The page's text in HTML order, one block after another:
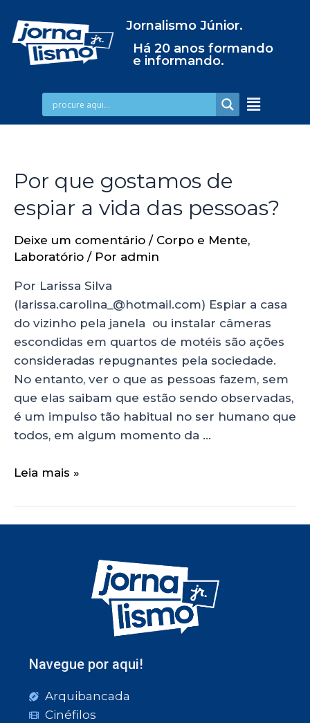
Jornalismo Júnior.
Há 20 anos formando
e informando.
Por que gostamos de
espiar a vida das pessoas?
Deixe um comentário / Corpo e Mente,
Laboratório / Por admin
Por Larissa Silva
(larissa.carolina_@hotmail.com) Espiar a casa
do vizinho pela janela ou instalar câmeras
escondidas em quartos de motéis são ações
consideradas repugnantes pela sociedade.
No entanto, ver o que as pessoas fazem, sem
que elas saibam que estão sendo observadas,
é um impulso tão habitual no ser humano que
todos, em algum momento da …
Leia mais »
Navegue por aqui!
Arquibancada
Cinéfilos